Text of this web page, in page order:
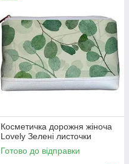
Косметичка дорожня жіноча
Lovely Зелені листочки
Готово до відправки